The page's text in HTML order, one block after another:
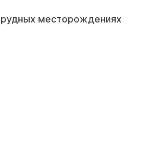
рудных месторождениях